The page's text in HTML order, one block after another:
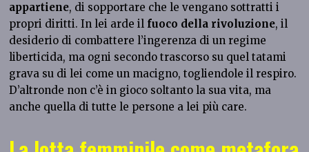
appartiene, di sopportare che le vengano sottratti i
propri diritti. In lei arde il fuoco della rivoluzione, il
desiderio di combattere l’ingerenza di un regime
liberticida, ma ogni secondo trascorso su quel tatami
grava su di lei come un macigno, togliendole il respiro.
D’altronde non c’è in gioco soltanto la sua vita, ma
anche quella di tutte le persone a lei più care.